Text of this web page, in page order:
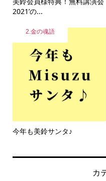
2021’の...
2.金の魂語
今年も美鈴サンタ♪
カ